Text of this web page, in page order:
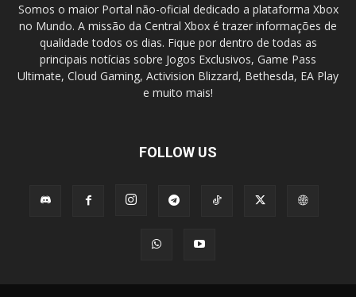
Somos o maior Portal não-oficial dedicado a plataforma Xbox
no Mundo. A missão da Central Xbox é trazer informações de
qualidade todos os dias. Fique por dentro de todas as
principais notícias sobre Jogos Exclusivos, Game Pass
Ultimate, Cloud Gaming, Activision Blizzard, Bethesda, EA Play
e muito mais!
FOLLOW US